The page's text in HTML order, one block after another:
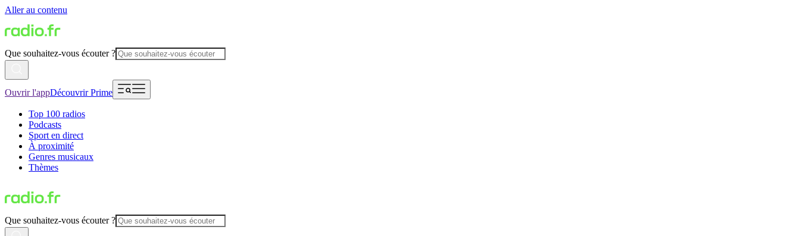
Aller au contenu
Que souhaitez-vous écouter ?
Ouvrir l'appDécouvrir Prime
Top 100 radios
Podcasts
Sport en direct
À proximité
Genres musicaux
Thèmes
Que souhaitez-vous écouter ?